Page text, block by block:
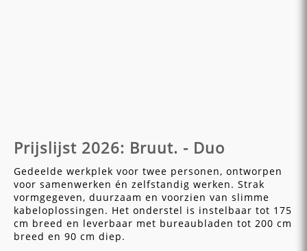
Prijslijst 2026: Bruut. - Duo
Gedeelde werkplek voor twee personen, ontworpen
voor samenwerken én zelfstandig werken. Strak
vormgegeven, duurzaam en voorzien van slimme
kabeloplossingen. Het onderstel is instelbaar tot 175
cm breed en leverbaar met bureaubladen tot 200 cm
breed en 90 cm diep.